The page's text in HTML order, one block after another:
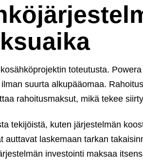
toteutusta.
suurta alkupääomaa.
rahoitusmaksut, mikä tekee
tekijöistä, kuten järjestelmän
auttavat laskemaan tarkan
investointi maksaa